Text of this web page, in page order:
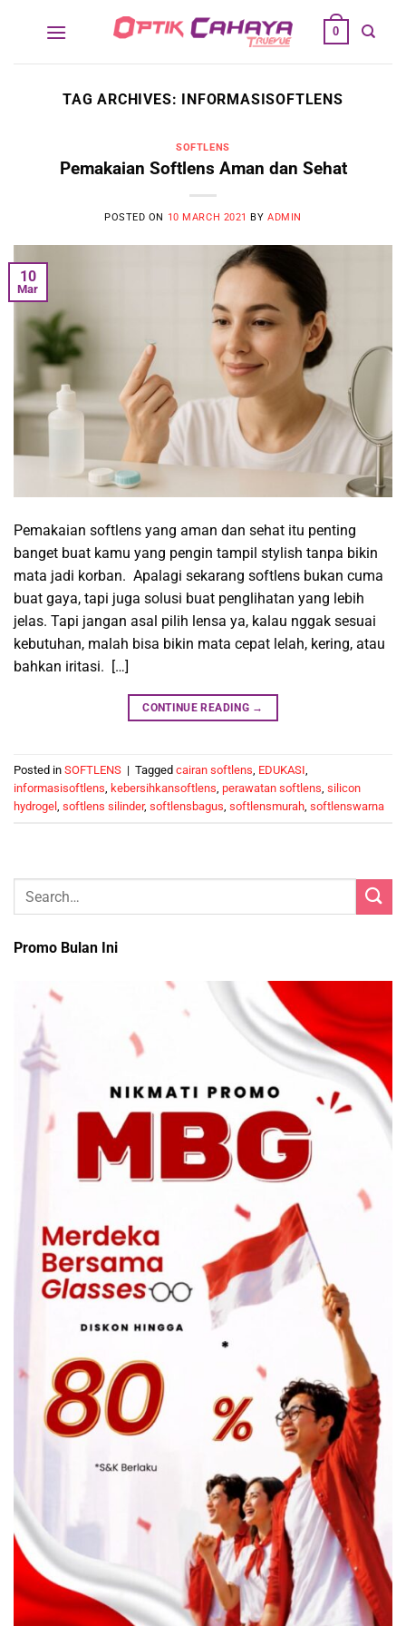
0
TAG ARCHIVES: INFORMASISOFTLENS
SOFTLENS
Pemakaian Softlens Aman dan Sehat
POSTED ON 10 MARCH 2021 BYADMIN
10
Mar
Pemakaian softlens yang aman dan sehat itu penting
banget buat kamu yang pengin tampil stylish tanpa bikin
mata jadi korban. Apalagi sekarang softlens bukan cuma
buat gaya, tapi juga solusi buat penglihatan yang lebih
jelas. Tapi jangan asal pilih lensa ya, kalau nggak sesuai
kebutuhan, malah bisa bikin mata cepat lelah, kering, atau
bahkan iritasi. […]
CONTINUE READING →
Posted in SOFTLENS | Tagged cairan softlens EDUKASI
informasisoftlens kebersihkansoftlens perawatan softlens silicon
hydrogel softlens silinder, softlensbagus softlensmurah softlenswarna
Promo Bulan Ini